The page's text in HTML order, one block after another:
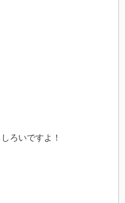
ろいですよ！